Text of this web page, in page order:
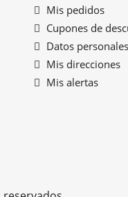
Mis pedidos
Cupones de
Datos personales
Mis direcciones
Mis alertas